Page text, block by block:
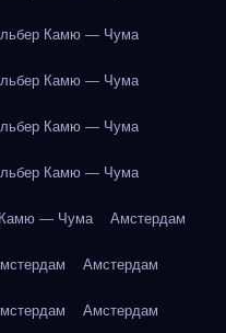
Камю — Чума
Камю — Чума
Камю — Чума
Камю — Чума
— Чума Амстердам
Амстердам
Амстердам